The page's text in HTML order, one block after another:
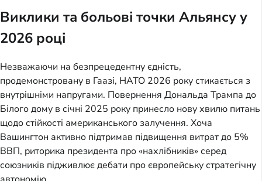
Виклики та больові точки Альянсу у
2026 році
Незважаючи на безпрецедентну єдність,
продемонстровану в Гаазі, НАТО 2026 року стикається з
внутрішніми напругами. Повернення Дональда Трампа до
Білого дому в січні 2025 року принесло нову хвилю питань
щодо стійкості американського залучення. Хоча
Вашингтон активно підтримав підвищення витрат до 5%
ВВП, риторика президента про «нахлібників» серед
союзників підживлює дебати про європейську стратегічну